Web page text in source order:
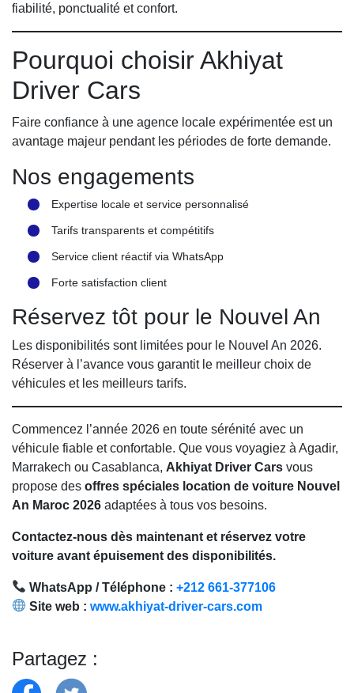
fiabilité, ponctualité et confort.
Pourquoi choisir Akhiyat
Driver Cars
Faire confiance à une agence locale expérimentée est un
avantage majeur pendant les périodes de forte demande.
Nos engagements
Expertise locale et service personnalisé
Tarifs transparents et compétitifs
Service client réactif via WhatsApp
Forte satisfaction client
Réservez tôt pour le Nouvel An
Les disponibilités sont limitées pour le Nouvel An 2026.
Réserver à l’avance vous garantit le meilleur choix de
véhicules et les meilleurs tarifs.
Commencez l’année 2026 en toute sérénité avec un
véhicule fiable et confortable. Que vous voyagiez à Agadir,
Marrakech ou Casablanca, Akhiyat Driver Cars vous
propose des offres spéciales location de voiture Nouvel
An Maroc 2026 adaptées à tous vos besoins.
Contactez-nous dès maintenant et réservez votre
voiture avant épuisement des disponibilités.
WhatsApp / Téléphone :+212 661-377106
Site web :www.akhiyat-driver-cars.com
Partagez :